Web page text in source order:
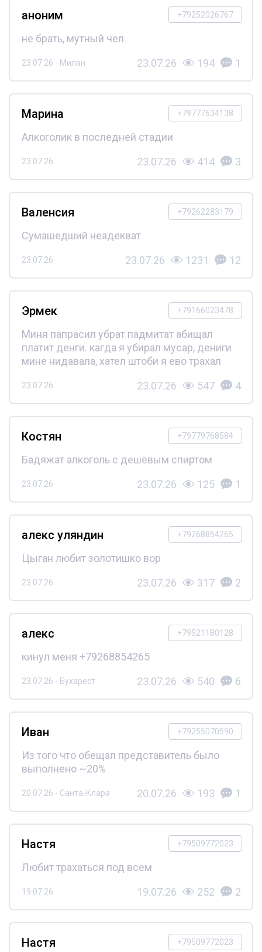
+79252026767
аноним
не брать, мутный чел
23.07.26 - Милан 23.07.26 194 1
+79777634138
Марина
Алкоголик в последней стадии
23.07.26 23.07.26 414 3
+79262283179
Валенсия
Сумашедший неадекват
23.07.26 23.07.26 1231 12
+79166023478
Эрмек
Миня папрасил убрат падмитат абищал
платит денги. кагда я убирал мусар, дениги
мине нидавала, хател штоби я ево трахал
23.07.26 23.07.26 547 4
+79779768584
Костян
Бадяжат алкоголь с дешёвым спиртом
23.07.26 23.07.26 125 1
+79268854265
алекс уляндин
Цыган любит золотишко вор
23.07.26 23.07.26 317 2
+79521180128
алекс
кинул меня +79268854265
23.07.26 - Бухарест 23.07.26 540 6
+79255070590
Иван
Из того что обещал представитель было
выполнено ~20%
20.07.26 - Санта-Клара 20.07.26 193 1
+79509772023
Настя
Любит трахаться под всем
19.07.26 19.07.26 252 2
+79509772023
Настя